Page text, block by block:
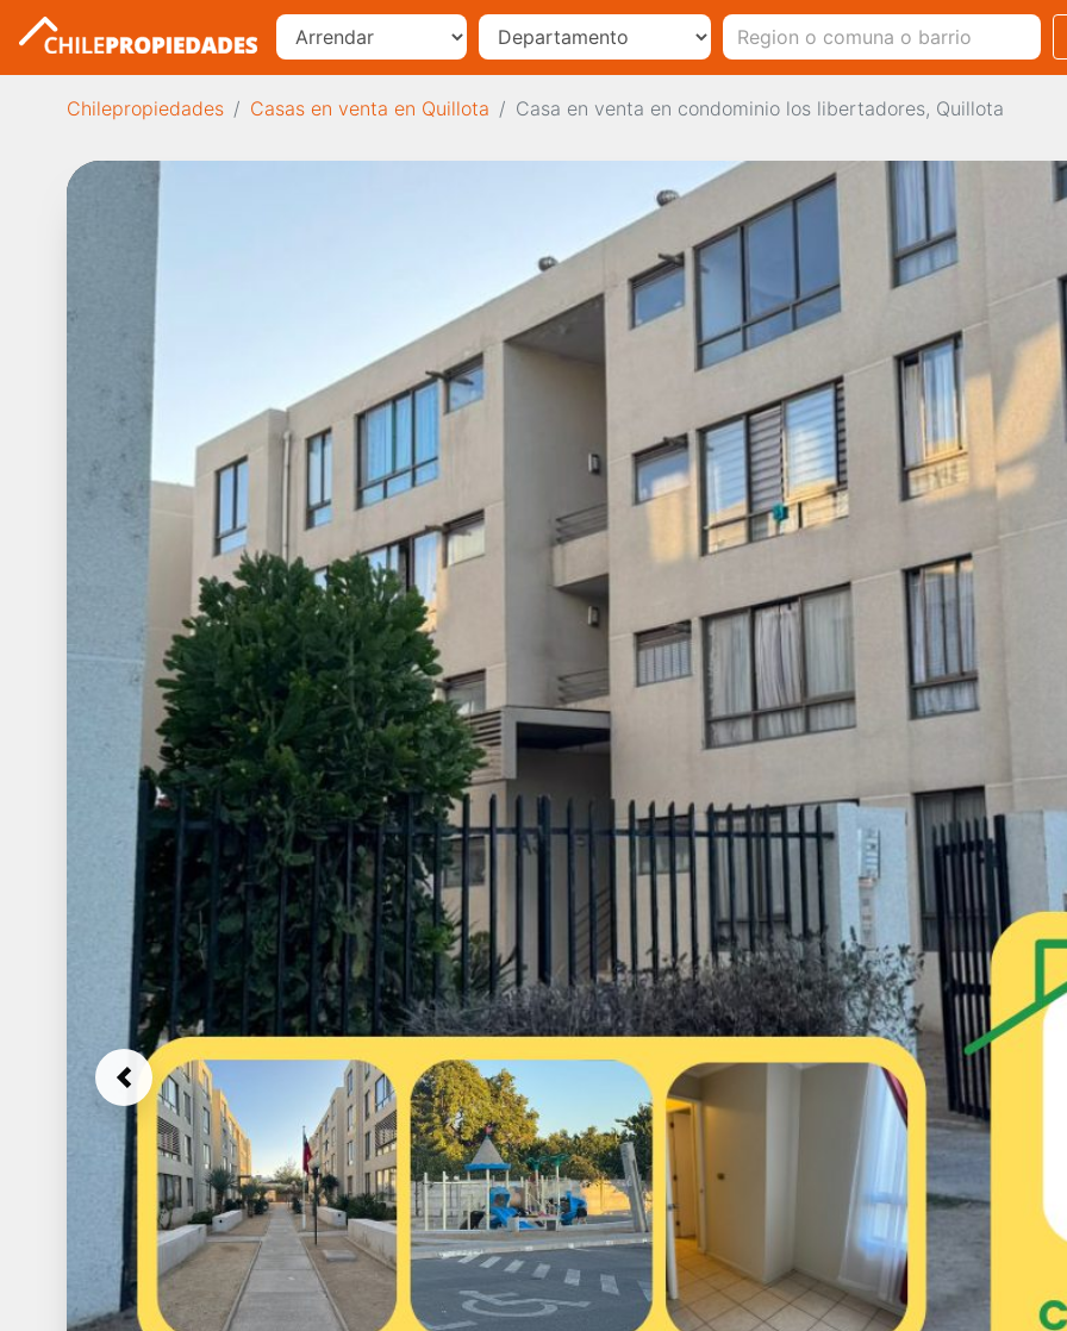
Chilepropiedades Casas en venta en Quillota Casa en venta en condominio los libertadores, Quillota
Previous